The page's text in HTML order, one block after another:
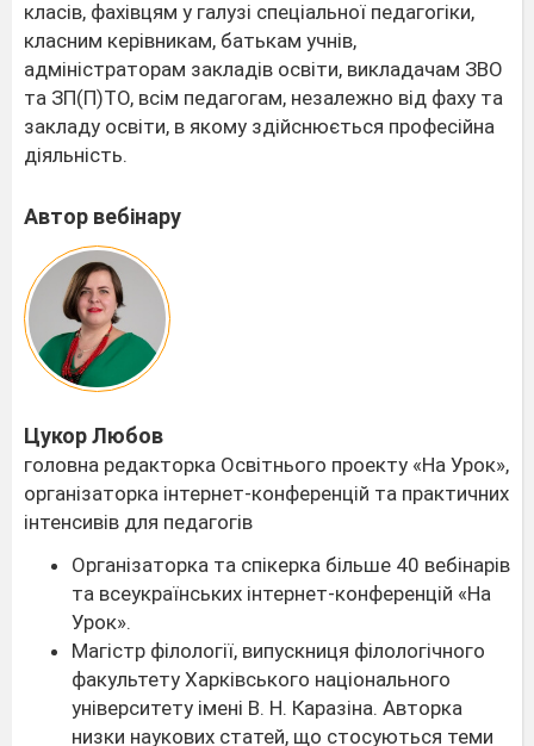
класів, фахівцям у галузі спеціальної педагогіки,
класним керівникам, батькам учнів,
адміністраторам закладів освіти, викладачам ЗВО
та ЗП(П)ТО, всім педагогам, незалежно від фаху та
закладу освіти, в якому здійснюється професійна
діяльність.
Автор вебінару
Цукор Любов
головна редакторка Освітнього проекту «На Урок»,
організаторка інтернет-конференцій та практичних
інтенсивів для педагогів
Організаторка та спікерка більше 40 вебінарів
та всеукраїнських інтернет-конференцій «На
Урок».
Магістр філології, випускниця філологічного
факультету Харківського національного
університету імені В. Н. Каразіна. Авторка
низки наукових статей, що стосуються теми